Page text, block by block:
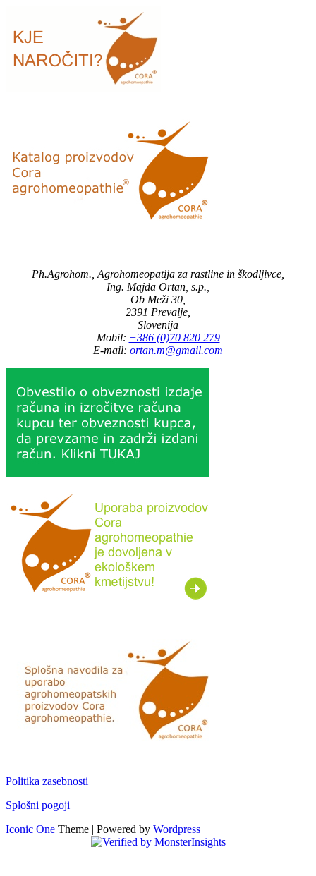
Ph.Agrohom., Agrohomeopatija za rastline in škodljivce,
Ing. Majda Ortan, s.p.,
Ob Meži 30,
2391 Prevalje,
Slovenija
Mobil: +386 (0)70 820 279
E-mail: ortan.m@gmail.com
Politika zasebnosti
Splošni pogoji
Iconic One Theme | Powered by Wordpress